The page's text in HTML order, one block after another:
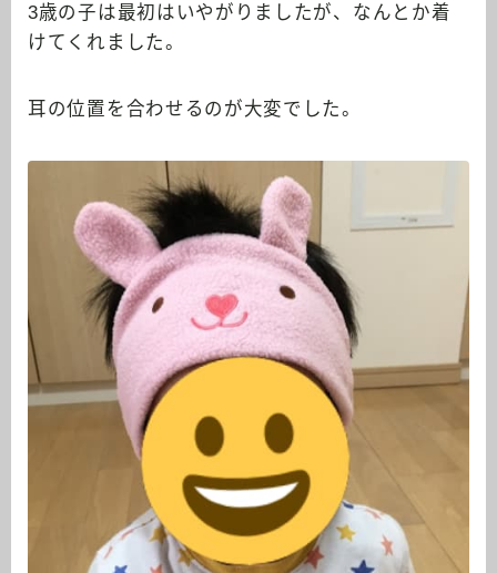
3歳の子は最初はいやがりましたが、なんとか着
けてくれました。
耳の位置を合わせるのが大変でした。